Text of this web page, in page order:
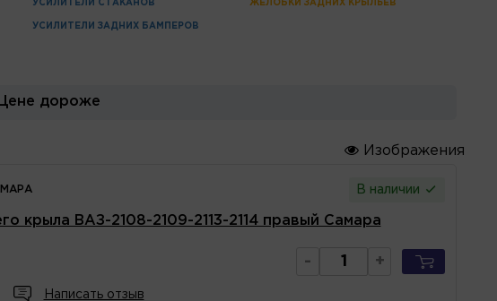
УСИЛИТЕЛИ СТАКАНОВ
УСИЛИТЕЛИ ЗАДНИХ БАМПЕРОВ
ЖЕЛОБКИ ЗАДНИХ КРЫЛЬЕВ
Цене дороже
Изображения
В наличии
крыла ВАЗ-2108-2109-2113-2114 правый Самара
- +
Написать отзыв